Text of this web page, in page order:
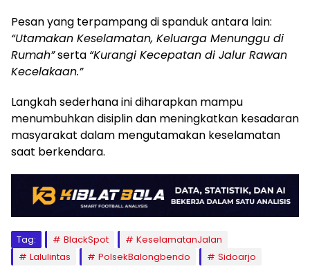
Pesan yang terpampang di spanduk antara lain:
“Utamakan Keselamatan, Keluarga Menunggu di
Rumah”serta “Kurangi Kecepatan di Jalur Rawan
Kecelakaan.”
Langkah sederhana ini diharapkan mampu
menumbuhkan disiplin dan meningkatkan kesadaran
masyarakat dalam mengutamakan keselamatan
saat berkendara.
Tag: BlackSpot
KeselamatanJalan
Lalulintas
PolsekBalongbendo Sidoarjo